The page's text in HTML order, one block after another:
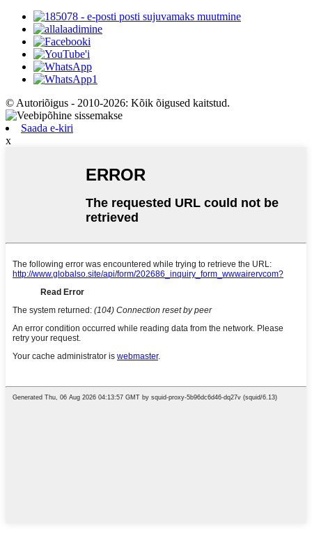
© Autoriõigus - 2010-2026: Kõik õigused kaitstud.
Saada e-kiri
x